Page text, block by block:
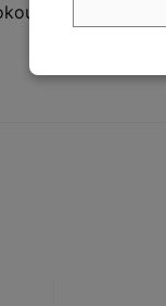
přidanou